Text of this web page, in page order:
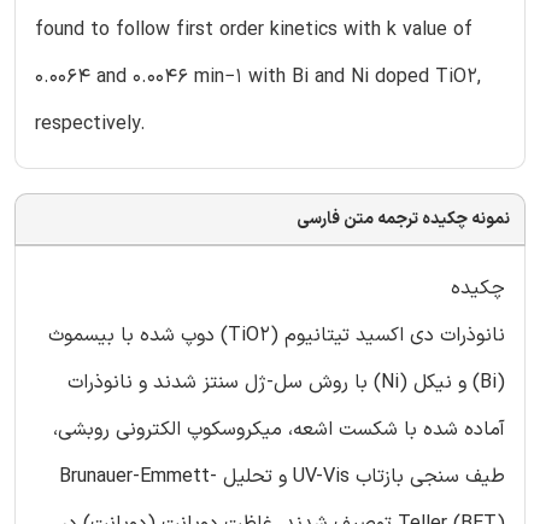
found to follow first order kinetics with k value of
0.0064 and 0.0046 min−1 with Bi and Ni doped TiO2,
respectively.
نمونه چکیده ترجمه متن فارسی
چکیده
نانوذرات دی اکسید تیتانیوم (TiO2) دوپ شده با بیسموث
(Bi) و نیکل (Ni) با روش سل-ژل سنتز شدند و نانوذرات
آماده شده با شکست اشعه، میکروسکوپ الکترونی روبشی،
طیف سنجی بازتاب UV-Vis و تحلیل Brunauer-Emmett-